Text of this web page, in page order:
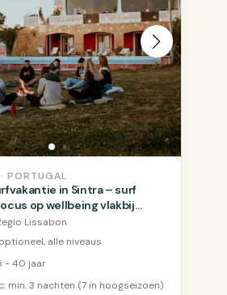
PORTUGAL
in Sintra – surf
op wellbeing vlakbij
Lissabon
alle niveaus
- 40 jaar
min. 3 nachten (7 in hoogseizoen)